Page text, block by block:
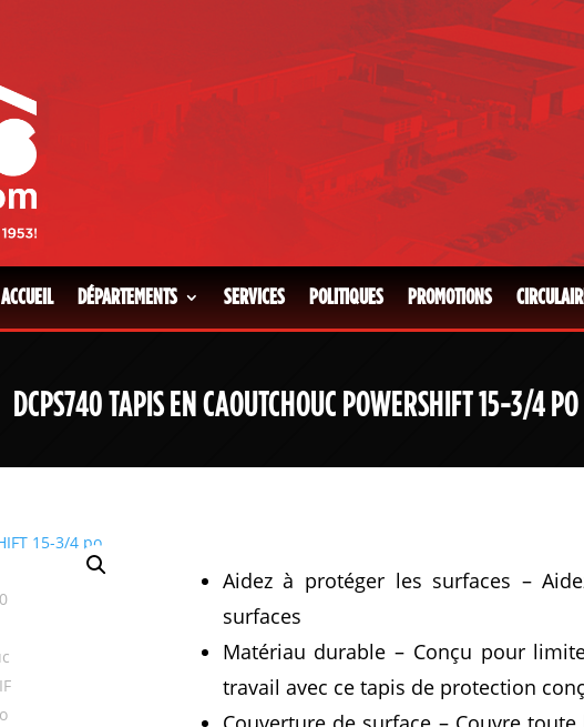
ACCUEIL DÉPARTEMENTS SERVICES POLITIQUES PROMOTIONS
DCPS740 TAPIS EN CAOUTCHOUC POWERSHIFT 15-3/4 PO
Aidez à protéger les surfaces –
surfaces
Matériau durable – Conçu pour
travail avec ce tapis de protection